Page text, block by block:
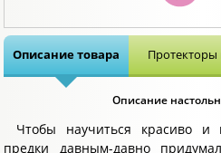
Описание товара Протекторы
Описание
Чтобы научиться красиво и
предки давным-давно